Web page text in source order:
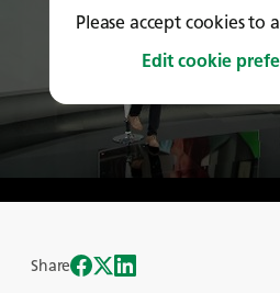
Please accept cookies to
Edit cookie
Share